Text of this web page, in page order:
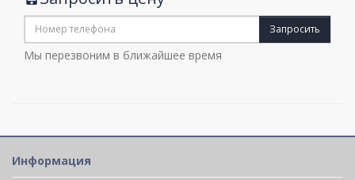
Запросить
Мы перезвоним в ближайшее время
Информация